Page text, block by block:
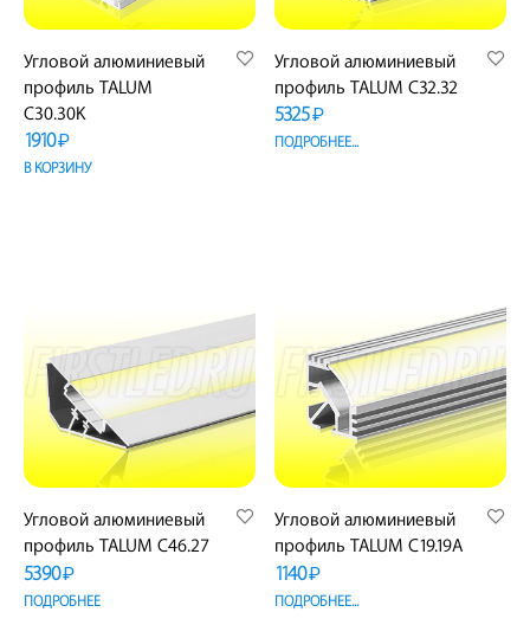
Угловой алюминиевый
профиль TALUM
C30.30K
1910₽
В КОРЗИНУ
Угловой алюминиевый
профиль TALUM C32.32
5325₽
ПОДРОБНЕЕ...
Угловой алюминиевый
профиль TALUM C46.27
5390₽
ПОДРОБНЕЕ
Угловой алюминиевый
профиль TALUM C19.19A
1140₽
ПОДРОБНЕЕ...